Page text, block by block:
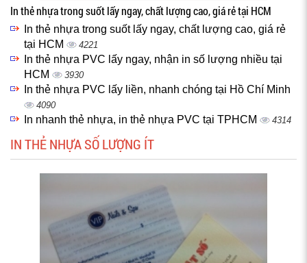
In thẻ nhựa trong suốt lấy ngay, chất lượng cao, giá rẻ tại HCM
In thẻ nhựa trong suốt lấy ngay, chất lượng cao, giá rẻ
tại HCM
4221
In thẻ nhựa PVC lấy ngay, nhận in số lượng nhiều tại
HCM
3930
In thẻ nhựa PVC lấy liền, nhanh chóng tại Hồ Chí Minh
4090
In nhanh thẻ nhựa, in thẻ nhựa PVC tại TPHCM 4314
IN THẺ NHỰA SỐ LƯỢNG ÍT